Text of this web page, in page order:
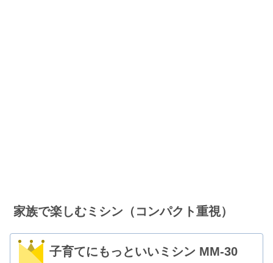
家族で楽しむミシン（コンパクト重視）
子育てにもっといいミシン MM-30